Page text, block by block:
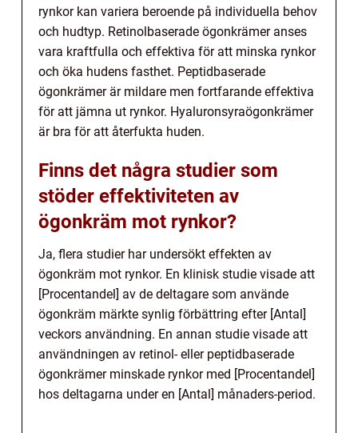
rynkor kan variera beroende på individuella behov
och hudtyp. Retinolbaserade ögonkrämer anses
vara kraftfulla och effektiva för att minska rynkor
och öka hudens fasthet. Peptidbaserade
ögonkrämer är mildare men fortfarande effektiva
för att jämna ut rynkor. Hyaluronsyraögonkrämer
är bra för att återfukta huden.
Finns det några studier som
stöder effektiviteten av
ögonkräm mot rynkor?
Ja, flera studier har undersökt effekten av
ögonkräm mot rynkor. En klinisk studie visade att
[Procentandel] av de deltagare som använde
ögonkräm märkte synlig förbättring efter [Antal]
veckors användning. En annan studie visade att
användningen av retinol- eller peptidbaserade
ögonkrämer minskade rynkor med [Procentandel]
hos deltagarna under en [Antal] månaders-period.